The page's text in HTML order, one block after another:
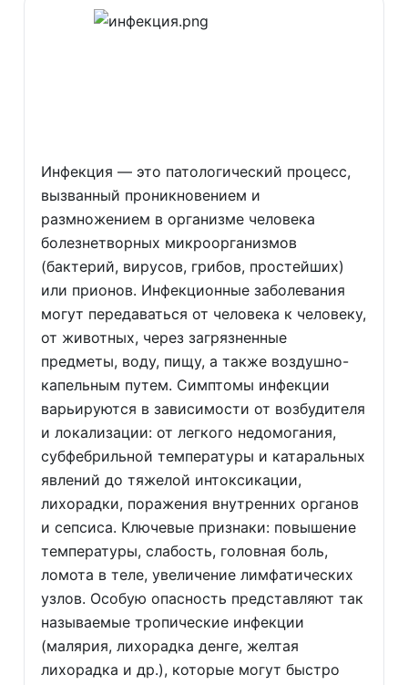
Инфекция — это патологический процесс,
вызванный проникновением и
размножением в организме человека
болезнетворных микроорганизмов
(бактерий, вирусов, грибов, простейших)
или прионов. Инфекционные заболевания
могут передаваться от человека к человеку,
от животных, через загрязненные
предметы, воду, пищу, а также воздушно-
капельным путем. Симптомы инфекции
варьируются в зависимости от возбудителя
и локализации: от легкого недомогания,
субфебрильной температуры и катаральных
явлений до тяжелой интоксикации,
лихорадки, поражения внутренних органов
и сепсиса. Ключевые признаки: повышение
температуры, слабость, головная боль,
ломота в теле, увеличение лимфатических
узлов. Особую опасность представляют так
называемые тропические инфекции
(малярия, лихорадка денге, желтая
лихорадка и др.), которые могут быстро